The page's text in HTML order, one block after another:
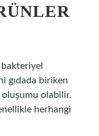
bakteriyel
gıdada biriken
olabilir.
herhangi